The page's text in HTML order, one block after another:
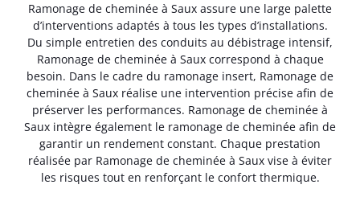
Ramonage de cheminée à Saux assure une large palette
d’interventions adaptés à tous les types d’installations.
Du simple entretien des conduits au débistrage intensif,
Ramonage de cheminée à Saux correspond à chaque
besoin. Dans le cadre du ramonage insert, Ramonage de
cheminée à Saux réalise une intervention précise afin de
préserver les performances. Ramonage de cheminée à
Saux intègre également le ramonage de cheminée afin de
garantir un rendement constant. Chaque prestation
réalisée par Ramonage de cheminée à Saux vise à éviter
les risques tout en renforçant le confort thermique.